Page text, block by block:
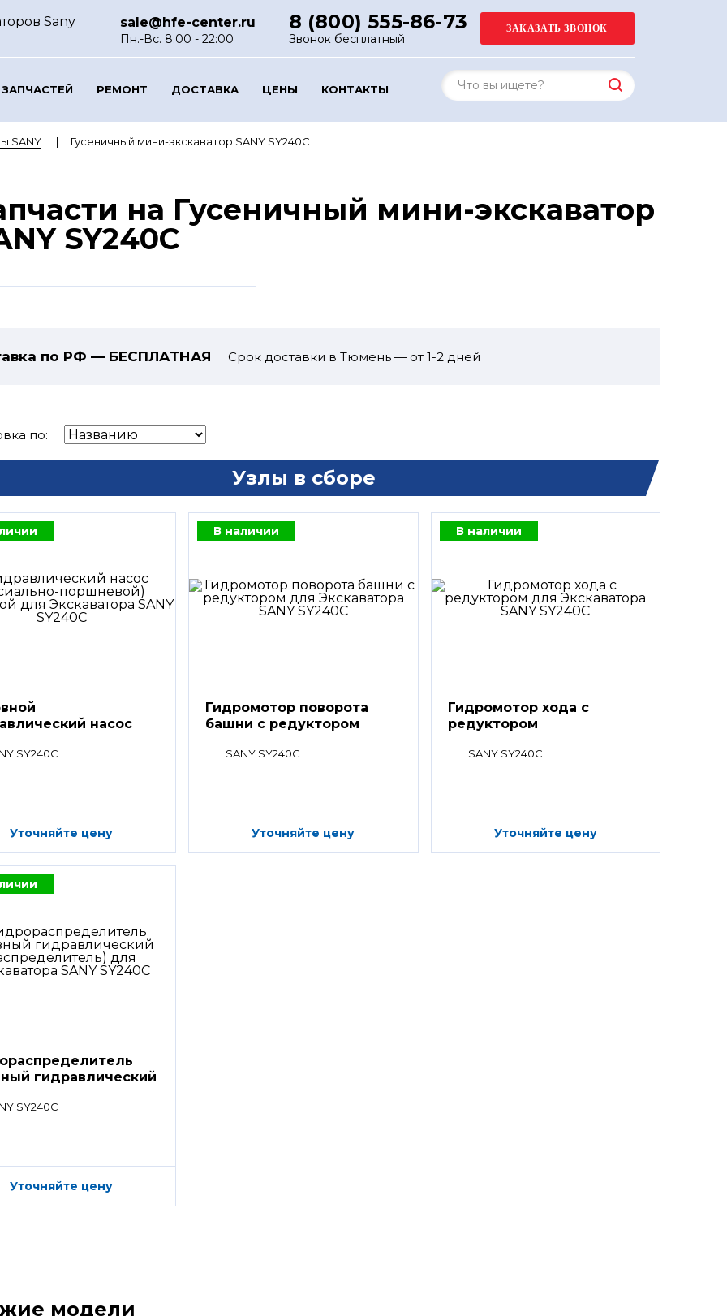
Sany sale@hfe-center.ru
Пн.-Вс. 8:00 - 22:00
8 (800) 555-86-73
Звонок бесплатный
РЕМОНТ ДОСТАВКА ЦЕНЫ КОНТАКТЫ
SANY Гусеничный мини-экскаватор SANY SY240C
на Гусеничный мини-экскаватор
SY240C
по РФ — БЕСПЛАТНАЯ Срок доставки в Тюмень — от 1-2 дней
по:
Узлы в сборе
насос
SY240C
Уточняйте цену
В наличии
Гидромотор поворота
башни с редуктором
SANY SY240C
Уточняйте цену
В наличии
Гидромотор хода с
редуктором
SANY SY240C
Уточняйте цену
гидравлический
SY240C
Уточняйте цену
модели